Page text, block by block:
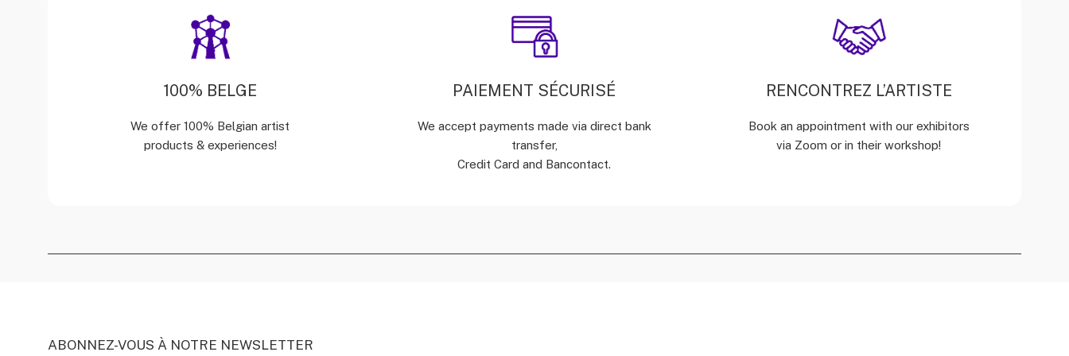
100% BELGE
We offer 100% Belgian artist
products & experiences!
PAIEMENT SÉCURISÉ
We accept payments made via direct bank
transfer,
Credit Card and Bancontact.
RENCONTREZ L’ARTISTE
Book an appointment with our exhibitors
via Zoom or in their workshop!
ABONNEZ-VOUS À NOTRE NEWSLETTER